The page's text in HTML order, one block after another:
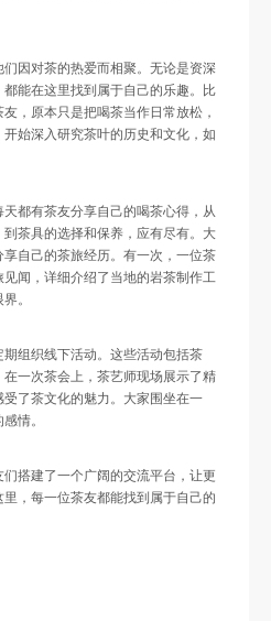
因对茶的热爱而相聚。无论是资深
能在这里找到属于自己的乐趣。比
，原本只是把喝茶当作日常放松，
始深入研究茶叶的历史和文化，如
都有茶友分享自己的喝茶心得，从
茶具的选择和保养，应有尽有。大
自己的茶旅经历。有一次，一位茶
闻，详细介绍了当地的岩茶制作工
。
组织线下活动。这些活动包括茶
一次茶会上，茶艺师现场展示了精
了茶文化的魅力。大家围坐在一
情。
搭建了一个广阔的交流平台，让更
，每一位茶友都能找到属于自己的